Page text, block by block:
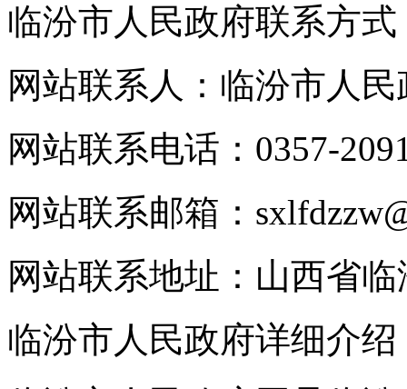
临汾市人民政府联系方式
网站联系人：临汾市人
网站联系电话：0357-
网站联系邮箱：
网站联系地址：山西省
临汾市人民政府详细介绍